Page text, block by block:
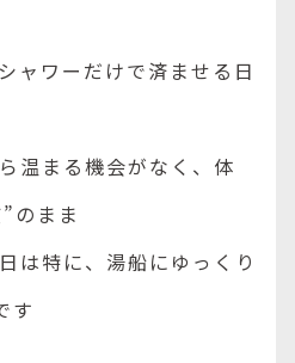
ャワーだけで済ませる日
温まる機会がなく、体
のまま
は特に、湯船にゆっくり
す